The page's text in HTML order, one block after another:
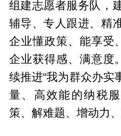
组建志愿者服务队，
辅导、专人跟进、精
企业懂政策、能享受
企业获得感、满意度
续推进“我为群众办实
量、高效能的纳税
策、解难题、增动力、